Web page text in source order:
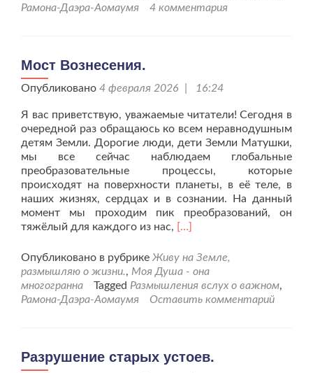
Рамона-Даэра-Аомаумя
4 комментария
Мост Вознесения.
Опубликовано 4 февраля 2026 | 16:24
Я вас приветствую, уважаемые читатели! Сегодня в
очередной раз обращаюсь ко всем неравнодушным
детям Земли. Дорогие люди, дети Земли Матушки,
мы все сейчас наблюдаем глобальные
преобразовательные процессы, которые
происходят на поверхности планеты, в её теле, в
наших жизнях, сердцах и в сознании. На данный
момент мы проходим пик преобразований, он
тяжёлый для каждого из нас, Читать
проМост
Вознесения.
[…]
Опубликовано в рубрике Живу на Земле,
размышляю о жизни., Моя Душа - она
многогранна
Tagged Размышления вслух о важном,
Рамона-Даэра-Аомаумя
Оставить комментарий
Разрушение старых устоев.